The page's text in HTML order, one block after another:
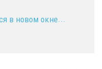
...